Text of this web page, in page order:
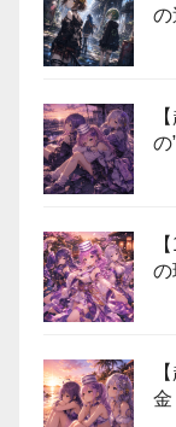
の
の
の
金